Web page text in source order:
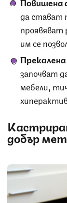
да стават
проявяват
им се
започват
мебели,
добър